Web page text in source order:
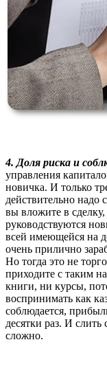
4. Доля риска и
управления
новичка. И только
действительно
вы вложите в
руководствуются
всей имеющейся на
очень прилично
Но тогда это не
приходите с таким
книги, ни курсы,
воспринимать как
соблюдается,
десятки раз. И слить
сложно.